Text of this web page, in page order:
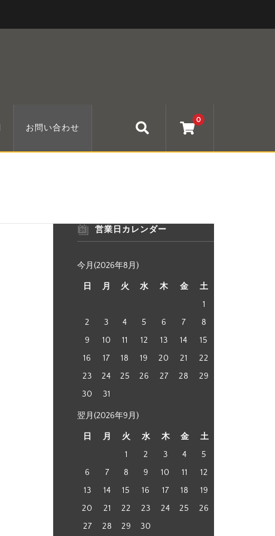
0
お問い合わせ
営業日カレンダー
今月(2026年8月)
日 月 火 水 木 金
土
1
2
3 4 5 6 7
8
9
10 11 12 13 14
15
16
17 18 19 20 21
22
23
24 25 26 27 28
29
30
31
翌月(2026年9月)
日 月 火 水 木 金
土
1
2 3 4
5
6
7 8 9 10 11
12
13
14 15 16 17 18
19
20
21 22 23 24 25
26
27
28 29 30